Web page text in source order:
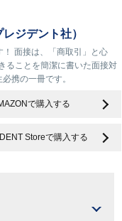
ジデント社）
！ 面接は、「商取引」と心
ることを簡潔に書いた面接対
携の一冊です。
で購入する
Storeで購入する